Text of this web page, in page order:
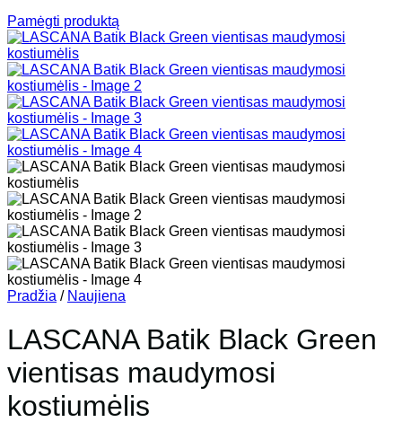
Pamėgti produktą
Pradžia / Naujiena
LASCANA Batik Black Green
vientisas maudymosi
kostiumėlis